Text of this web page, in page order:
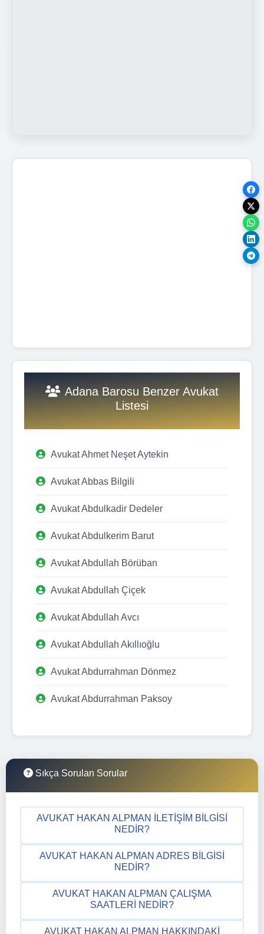
Adana Barosu Benzer Avukat
Listesi
Avukat Ahmet Neşet Aytekin
Avukat Abbas Bilgili
Avukat Abdulkadir Dedeler
Avukat Abdulkerim Barut
Avukat Abdullah Börüban
Avukat Abdullah Çiçek
Avukat Abdullah Avcı
Avukat Abdullah Akıllıoğlu
Avukat Abdurrahman Dönmez
Avukat Abdurrahman Paksoy
Sıkça Sorulan Sorular
AVUKAT HAKAN ALPMAN İLETIŞIM BILGISI
NEDIR?
AVUKAT HAKAN ALPMAN ADRES BILGISI
NEDIR?
AVUKAT HAKAN ALPMAN ÇALIŞMA
SAATLERI NEDIR?
AVUKAT HAKAN ALPMAN HAKKINDAKI